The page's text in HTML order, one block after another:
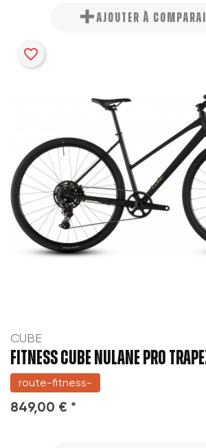
AJOUTER À
CUBE
FITNESS CUBE NULANE PRO
route-fitness-
849,00 € *
favorite_border